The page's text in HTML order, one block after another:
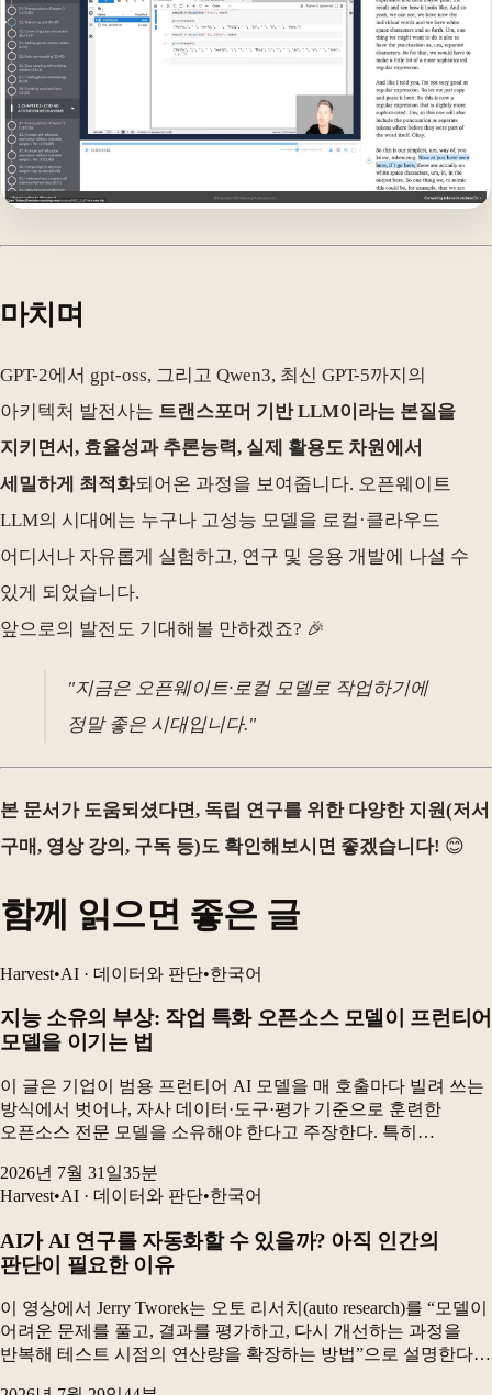
마치며
GPT-2에서 gpt-oss, 그리고 Qwen3, 최신 GPT-5까지의
아키텍처 발전사는 트랜스포머 기반 LLM이라는 본질을
지키면서, 효율성과 추론능력, 실제 활용도 차원에서
세밀하게 최적화되어온 과정을 보여줍니다. 오픈웨이트
LLM의 시대에는 누구나 고성능 모델을 로컬·클라우드
어디서나 자유롭게 실험하고, 연구 및 응용 개발에 나설 수
있게 되었습니다.
앞으로의 발전도 기대해볼 만하겠죠? 🎉
"지금은 오픈웨이트·로컬 모델로 작업하기에
정말 좋은 시대입니다."
본 문서가 도움되셨다면, 독립 연구를 위한 다양한 지원(저서
구매, 영상 강의, 구독 등)도 확인해보시면 좋겠습니다! 😊
함께 읽으면 좋은 글
Harvest•AI · 데이터와 판단•한국어
지능 소유의 부상: 작업 특화 오픈소스 모델이 프런티어
모델을 이기는 법
이 글은 기업이 범용 프런티어 AI 모델을 매 호출마다 빌려 쓰는
방식에서 벗어나, 자사 데이터·도구·평가 기준으로 훈련한
오픈소스 전문 모델을 소유해야 한다고 주장한다. 특히
파라미터 오픈소스 모델은 최고 프런티어 구성보다 더...
2026년 7월 31일35분
Harvest•AI · 데이터와 판단•한국어
AI가 AI 연구를 자동화할 수 있을까? 아직 인간의
판단이 필요한 이유
이 영상에서 Jerry Tworek는 오토 리서치(auto research)를 “모델이
어려운 문제를 풀고, 결과를 평가하고, 다시 개선하는 과정을
반복해 테스트 시점의 연산량을 확장하는 방법”으로 설명한다.